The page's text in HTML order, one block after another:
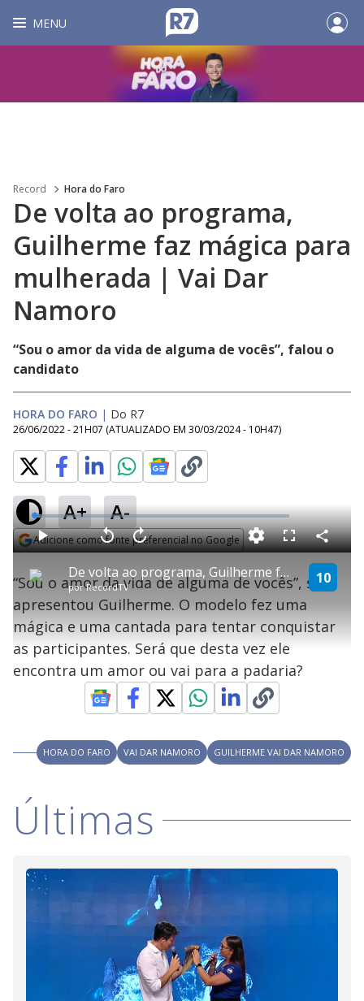
MENU
Record Hora do Faro
De volta ao programa,
Guilherme faz mágica para
mulherada | Vai Dar
Namoro
“Sou o amor da vida de alguma de vocês”, falou o
candidato
HORA DO FARO | Do R7
26/06/2022 - 21H07 (ATUALIZADO EM 30/03/2024 - 10H47)
A+ A-
Adicione como fonte preferencial no Google
P
l
a
y
V
i
d
e
o
De volta ao programa, Guilherme faz mágica para mulherada | Vai Dar Namoro
porRecordTV
10
P V
l
t
a
r
0
e
g
n
d
s
A
n
ç
a
1
s
e
u
n
o
s
d
L
o
a
d
e
:
2
.
6
2
%
F
s
c
e
n
C
o
m
p
a
a
“Sou o amor da vida de alguma de vocês”, se
apresentou Guilherme. O modelo fez uma
mágica e uma cantada para tentar conquistar
as participantes. Será que desta vez ele
encontra um amor ou vai para a padaria?
HORA DO FARO VAI DAR NAMORO GUILHERME VAI DAR NAMORO
Últimas